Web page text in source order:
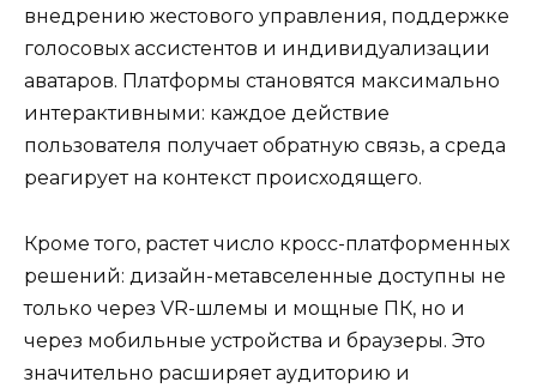
внедрению жестового управления, поддержке
голосовых ассистентов и индивидуализации
аватаров. Платформы становятся максимально
интерактивными: каждое действие
пользователя получает обратную связь, а среда
реагирует на контекст происходящего.
Кроме того, растет число кросс-платформенных
решений: дизайн-метавселенные доступны не
только через VR-шлемы и мощные ПК, но и
через мобильные устройства и браузеры. Это
значительно расширяет аудиторию и